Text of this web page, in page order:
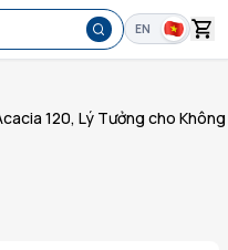
EN
120, Lý Tưởng cho